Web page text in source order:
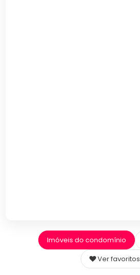
Imóveis do condomínio
Ver favoritos